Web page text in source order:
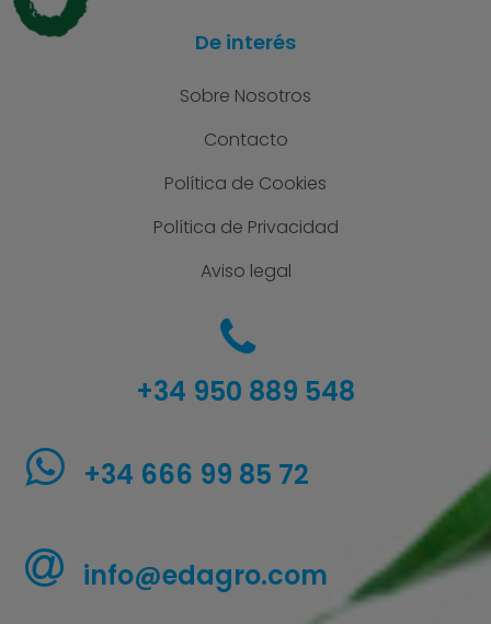
De interés
Sobre Nosotros
Contacto
Política de Cookies
Política de Privacidad
Aviso legal
+34 950 889 548
+34 666 99 85 72
info@edagro.com